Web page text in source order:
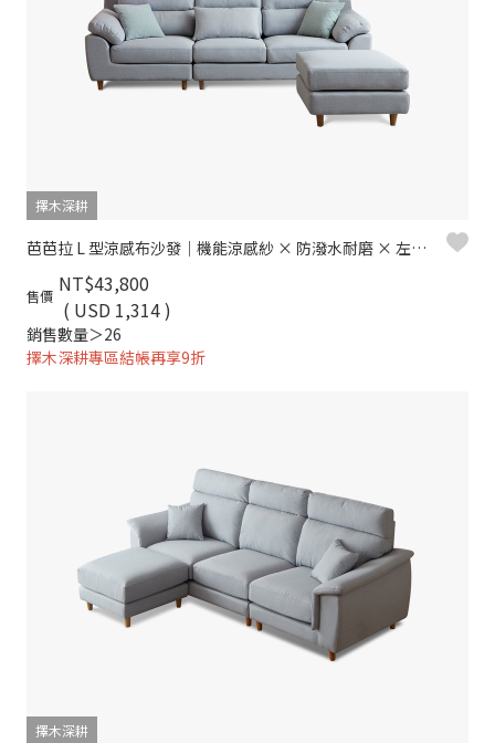
擇木深耕
芭芭拉 L 型涼感布沙發｜機能涼感紗 × 防潑水耐磨 × 左右型自由配置 – 擇木深耕
售價 NT$43,800
( USD 1,314 )
銷售數量＞26
擇木深耕專區結帳再享9折
擇木深耕